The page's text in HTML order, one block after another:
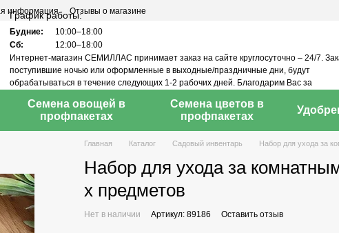
информация Отзывы о магазине
График работы:
Будние:
10:00–18:00
Сб:
12:00–18:00
Интернет-магазин СЕМИЛЛАС принимает заказ на сайте круглосуточно – 24/7.
поступившие ночью или оформленные в выходные/праздничные дни, будут
обрабатываться в течение следующих 1-2 рабочих дней. Благодарим Вас за
Семена овощей в
профпакетах
Семена цветов в
профпакетах
Главная Каталог Садовый инвентарь Набор для ухода за
Набор для ухода за
х предметов
Нет в наличии Артикул: 89186 Оставить отзыв